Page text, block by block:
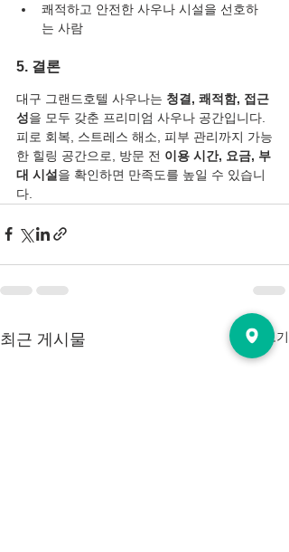
쾌적하고 안전한 사우나 시설을 선호하
는 사람
5. 결론
대구 그랜드호텔 사우나는 청결, 쾌적함, 접근
성을 모두 갖춘 프리미엄 사우나 공간입니다.
피로 회복, 스트레스 해소, 피부 관리까지 가능
한 힐링 공간으로, 방문 전 이용 시간, 요금, 부
대 시설을 확인하면 만족도를 높일 수 있습니
다.
최근 게시물 전체 보기